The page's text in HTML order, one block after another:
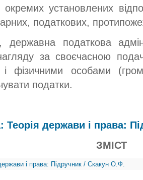
установлених
податкових,
державна податкова
за своєчасною
фізичними особами
податки.
Теорія держави і права:
ЗМІСТ
і права: Підручник / Скакун О.Ф.